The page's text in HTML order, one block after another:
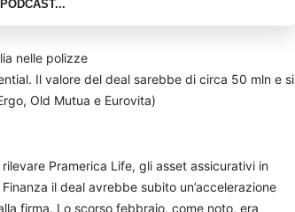
nelle polizze
Il valore del deal sarebbe di circa 50 mln e si
Old Mutua e Eurovita)
Pramerica Life, gli asset assicurativi in
il deal avrebbe subito un’accelerazione
firma. Lo scorso febbraio, come noto, era